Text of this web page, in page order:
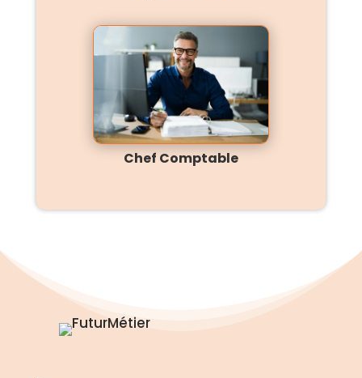
Chef Comptable